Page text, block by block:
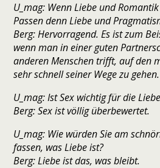
U_mag: Wenn Liebe und
Passen denn Liebe und
Berg: Hervorragend. Es ist zum
wenn man in einer guten
anderen Menschen trifft, auf den
sehr schnell seiner Wege zu gehen.
U_mag: Ist Sex wichtig für die
Berg: Sex ist völlig überbewertet.
U_mag: Wie würden Sie am
fassen, was Liebe ist?
Berg: Liebe ist das, was bleibt.